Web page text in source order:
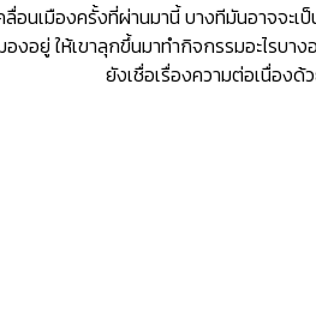
ลื่อนเมืองครั้งที่ผ่านมานี้ บางทีมันอาจจะเ
องอยู่ ให้เขาลุกขึ้นมาทำกิจกรรมอะไรบา
ยังเชื่อเรื่องความต่อเนื่อง